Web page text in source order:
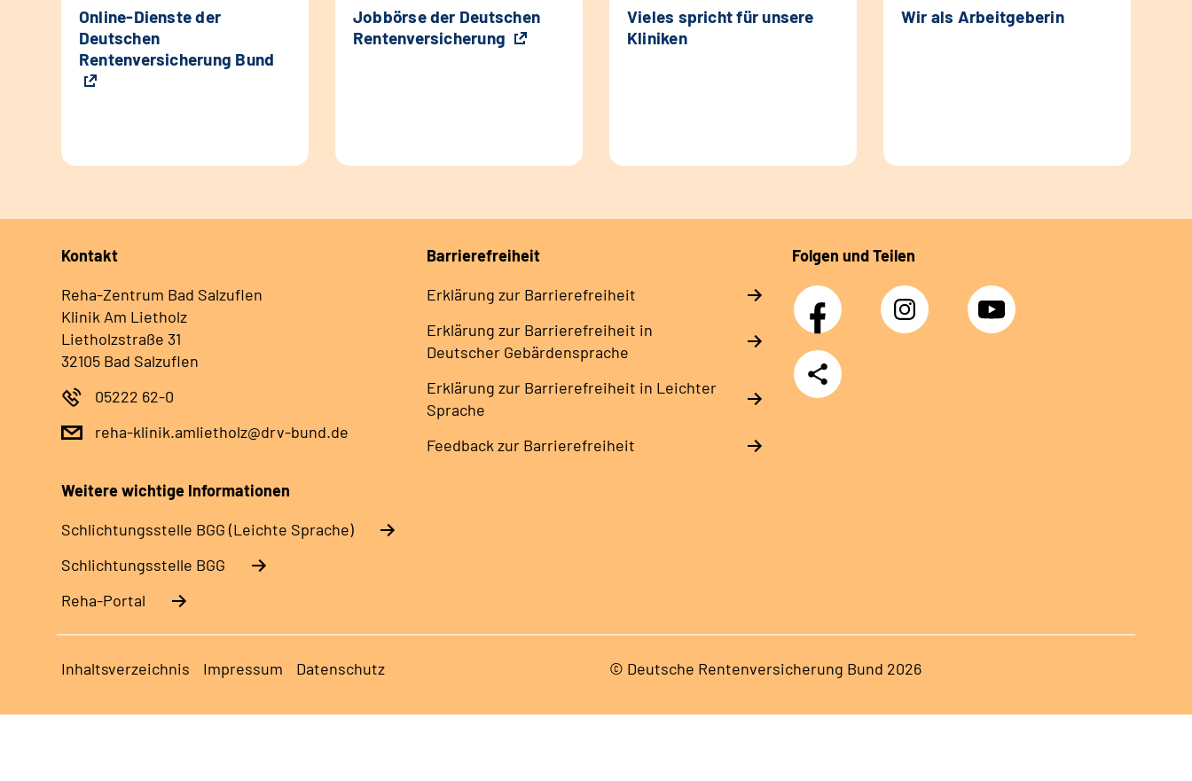
Online-Dienste der
Deutschen
Rentenversicherung Bund
Jobbörse der Deutschen
Rentenversicherung
Vieles spricht für unsere
Kliniken
Wir als Arbeitgeberin
Kontakt
Reha-Zentrum Bad Salzuflen
Klinik Am Lietholz
Lietholzstraße 31
32105 Bad Salzuflen
05222 62-0
reha-klinik.amlietholz@drv-bund.de
Barrierefreiheit
Erklärung zur Barrierefreiheit
Erklärung zur Barrierefreiheit in
Deutscher Gebärdensprache
Erklärung zur Barrierefreiheit in Leichter
Sprache
Feedback zur Barrierefreiheit
Folgen und Teilen
Facebook Instagram YouTube
Teilen
Weitere wichtige Informationen
Schlich­tungs­stel­le BGG (Leichte Sprache)
Schlich­tungs­stel­le BGG
Reha-Portal
Inhaltsverzeichnis Impressum Datenschutz © Deutsche Rentenversicherung Bund 2026